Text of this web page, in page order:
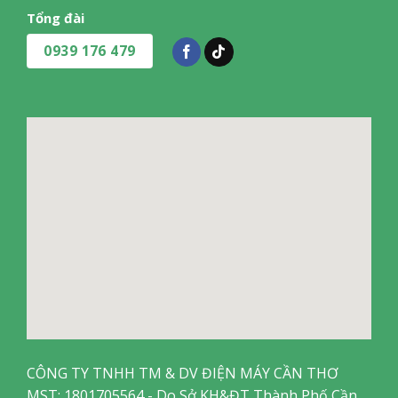
Tổng đài
0939 176 479
CÔNG TY TNHH TM & DV ĐIỆN MÁY CẦN THƠ